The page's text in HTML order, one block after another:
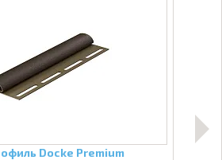
Docke Premium